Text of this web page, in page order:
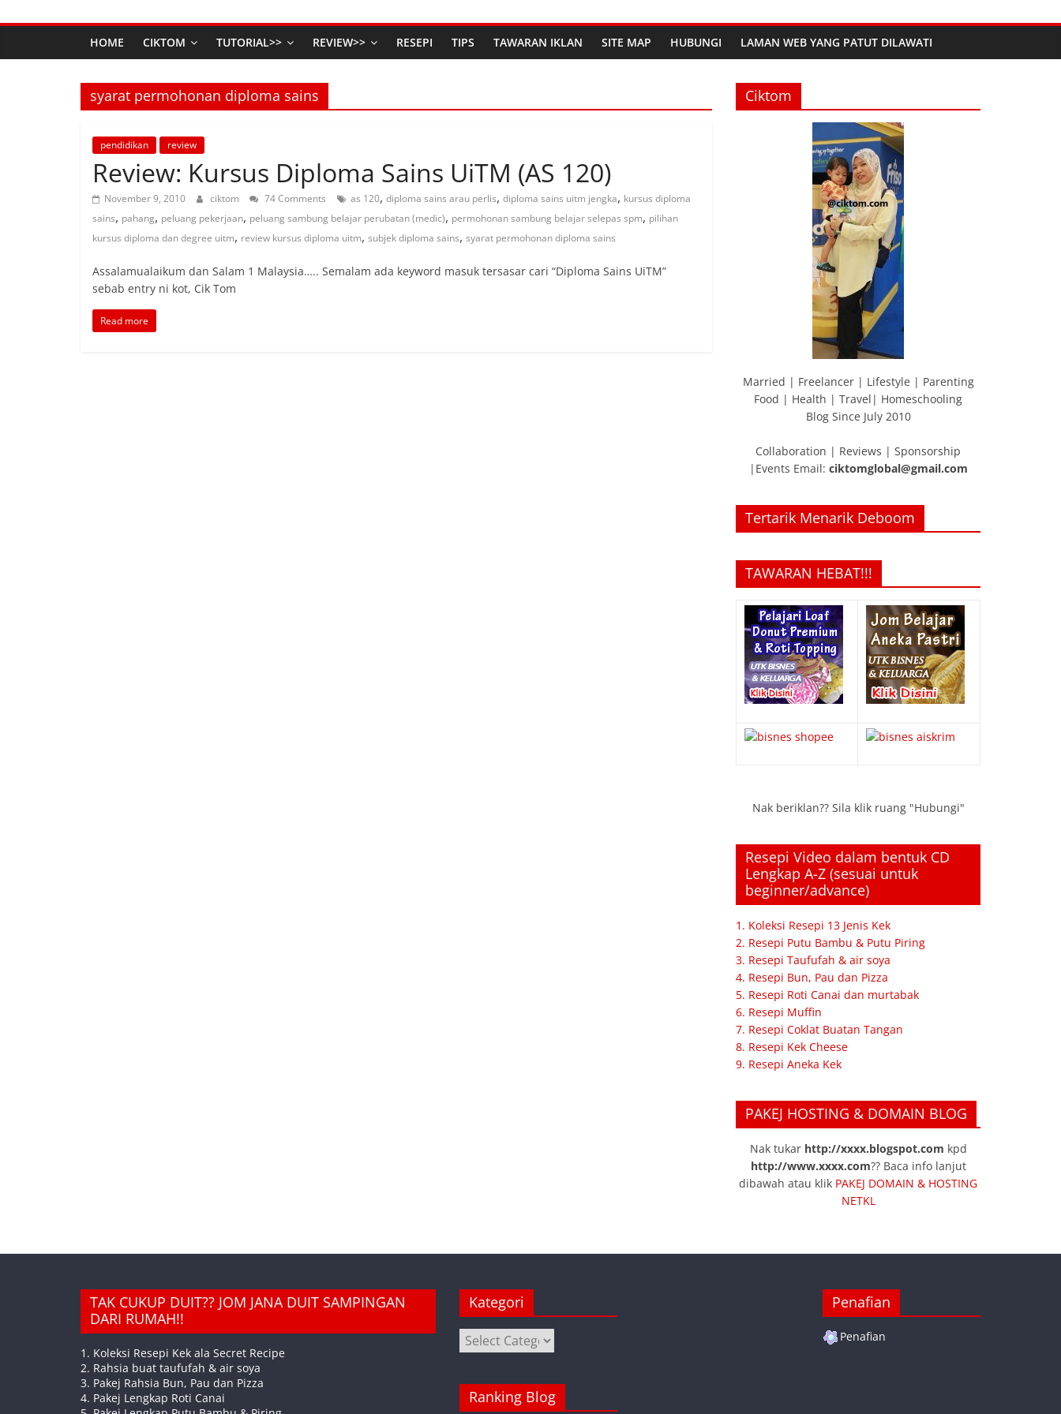
HOME CIKTOM TUTORIAL>> REVIEW>> RESEPI TIPS TAWARAN IKLAN SITE MAP HUBUNGI LAMAN WEB YANG PATUT DILAWATI
syarat permohonan diploma sains
pendidikan review
Review: Kursus Diploma Sains UiTM (AS 120)
November 9, 2010 ciktom 74 Comments as 120, diploma sains arau perlis, diploma sains uitm jengka, kursus diploma
sains, pahang, peluang pekerjaan, peluang sambung belajar perubatan (medic), permohonan sambung belajar selepas spm, pilihan
kursus diploma dan degree uitm, review kursus diploma uitm, subjek diploma sains, syarat permohonan diploma sains
Assalamualaikum dan Salam 1 Malaysia….. Semalam ada keyword masuk tersasar cari “Diploma Sains UiTM”
sebab entry ni kot, Cik Tom
Read more
Ciktom
Married | Freelancer | Lifestyle | Parenting
Food | Health | Travel| Homeschooling
Blog Since July 2010
Collaboration | Reviews | Sponsorship
|Events Email: ciktomglobal@gmail.com
Tertarik Menarik Deboom
TAWARAN HEBAT!!!
Nak beriklan?? Sila klik ruang "Hubungi"
Resepi Video dalam bentuk CD
Lengkap A-Z (sesuai untuk
beginner/advance)
1. Koleksi Resepi 13 Jenis Kek
2. Resepi Putu Bambu & Putu Piring
3. Resepi Taufufah & air soya
4. Resepi Bun, Pau dan Pizza
5. Resepi Roti Canai dan murtabak
6. Resepi Muffin
7. Resepi Coklat Buatan Tangan
8. Resepi Kek Cheese
9. Resepi Aneka Kek
PAKEJ HOSTING & DOMAIN BLOG
Nak tukar http://xxxx.blogspot.com kpd
http://www.xxxx.com?? Baca info lanjut
dibawah atau klik PAKEJ DOMAIN & HOSTING
NETKL
TAK CUKUP DUIT?? JOM JANA DUIT SAMPINGAN
DARI RUMAH!!
1. Koleksi Resepi Kek ala Secret Recipe
2. Rahsia buat taufufah & air soya
3. Pakej Rahsia Bun, Pau dan Pizza
4. Pakej Lengkap Roti Canai
Kategori
Kategori
Ranking Blog
Penafian
Penafian